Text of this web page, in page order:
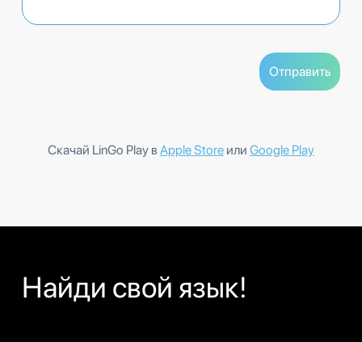
Скачай LinGo Play в Apple Store или Google Play
Найди свой язык!